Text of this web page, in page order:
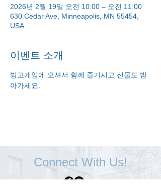
2026년 2월 19일 오전 10:00 – 오전 11:00
630 Cedar Ave, Minneapolis, MN 55454,
USA
이벤트 소개
빙고게임에 오셔서 함께 즐기시고 선물도 받
아가세요.
Connect With Us!